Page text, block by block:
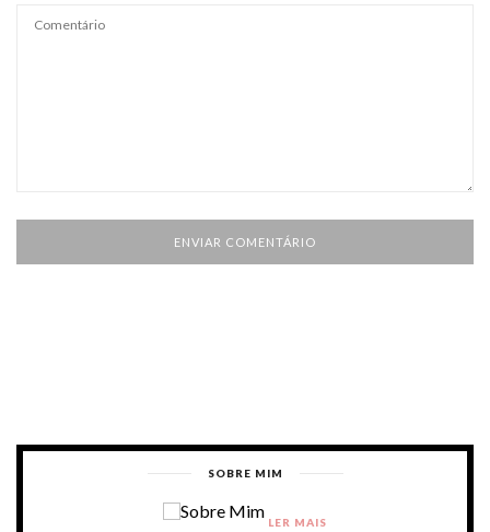
SOBRE MIM
LER MAIS